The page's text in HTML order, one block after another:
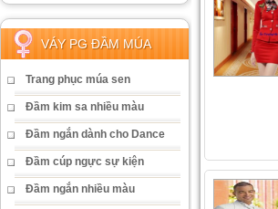
VÁY PG ĐẦM MÚA
Trang phục múa sen
Đầm kim sa nhiều màu
Đầm ngắn dành cho Dance
Đầm cúp ngực sự kiện
Đầm ngắn nhiều màu